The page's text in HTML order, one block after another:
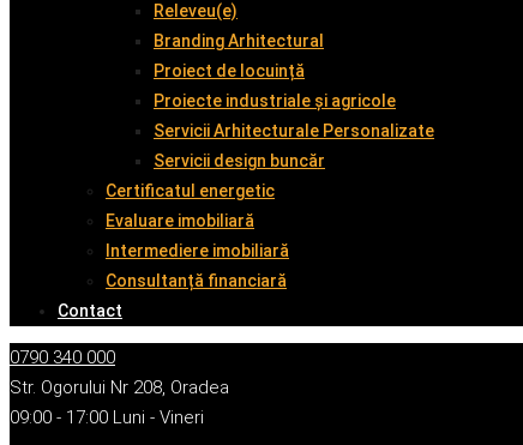
Releveu(e)
Branding Arhitectural
Proiect de locuință
Proiecte industriale și agricole
Servicii Arhitecturale Personalizate
Servicii design buncăr
Certificatul energetic
Evaluare imobiliară
Intermediere imobiliară
Consultanță financiară
Contact
0790 340 000
Str. Ogorului Nr 208, Oradea
09:00 - 17:00 Luni - Vineri